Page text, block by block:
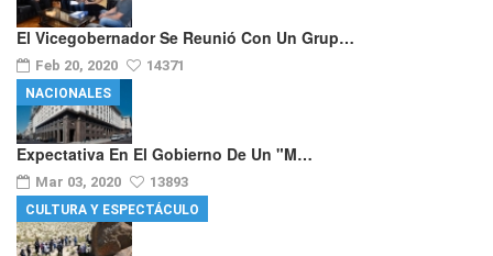
El Vicegobernador Se Reunió Con Un Grup…
Feb 20, 2020 14371
Expectativa En El Gobierno De Un "m…
Mar 03, 2020 13893
NACIONALES
CULTURA Y ESPECTÁCULO